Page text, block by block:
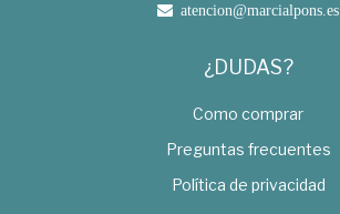
atencion@marcialpons.es
¿DUDAS?
Como comprar
Preguntas frecuentes
Política de privacidad